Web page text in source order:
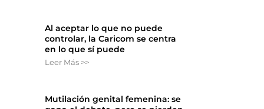
Al aceptar lo que no puede
controlar, la Caricom se centra
en lo que sí puede
Leer Más >>
Mutilación genital femenina: se